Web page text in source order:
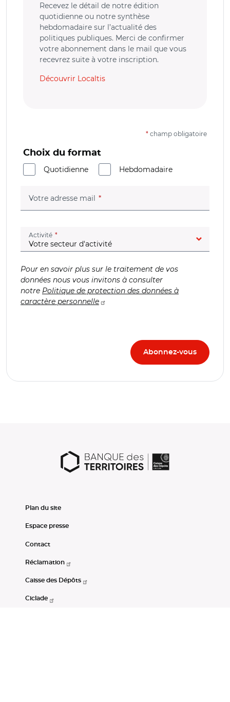
Recevez le détail de notre édition
quotidienne ou notre synthèse
hebdomadaire sur l’actualité des
politiques publiques. Merci de confirmer
votre abonnement dans le mail que vous
recevrez suite à votre inscription.
Découvrir Localtis
* champ obligatoire
Choix du format
Quotidienne
Hebdomadaire
Votre adresse mail (champ obligatoire)
Activité (champ obligatoire)
Pour en savoir plus sur le traitement de vos
données nous vous invitons à consulter
notre Politique de protection des données à
caractère personnelle
Plan du site
Espace presse
Contact
Réclamation
Caisse des Dépôts
Ciclade